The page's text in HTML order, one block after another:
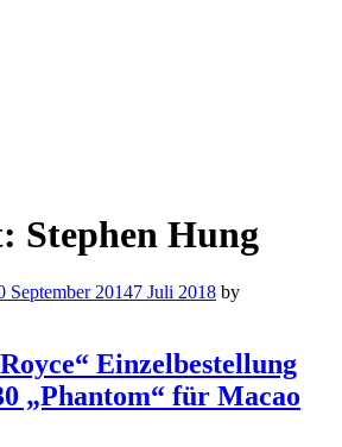
Stephen Hung
September 20147 Juli 2018 by
Einzelbestellung
„Phantom“ für Macao